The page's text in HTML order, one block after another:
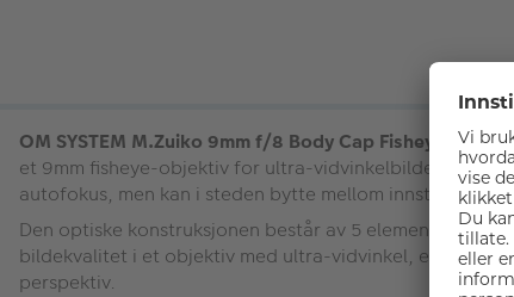
OM SYSTEM M.Zuiko 9mm f/8 Body Cap Fisheye Sort-
et 9mm fisheye-objektiv for ultra-vidvinkelbilder. Det
autofokus, men kan i steden bytte mellom
Den optiske konstruksjonen består av 5 elementer i 4
bildekvalitet i et objektiv med ultra-vidvinkel, er dette
perspektiv.